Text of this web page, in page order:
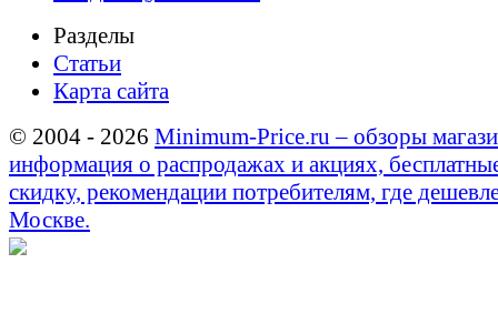
Разделы
Статьи
Карта сайта
© 2004 - 2026 Minimum-Price.ru – обзоры
информация о распродажах и акциях,
скидку, рекомендации потребителям, где
Москве.